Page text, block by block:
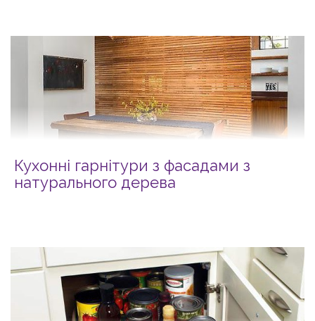
Кухонні гарнітури з фасадами з
натурального дерева